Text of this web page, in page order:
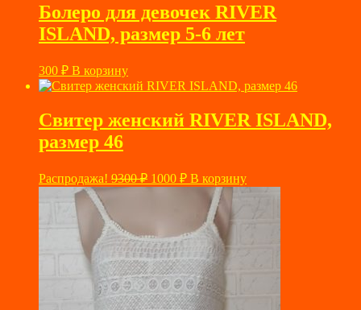
Болеро для девочек RIVER
ISLAND, размер 5-6 лет
300 ₽ В корзину
Свитер женский RIVER ISLAND,
размер 46
Распродажа! 9300₽ Первоначальная
цена
1000 ₽Текущая
цена:
1000 ₽.
В корзину